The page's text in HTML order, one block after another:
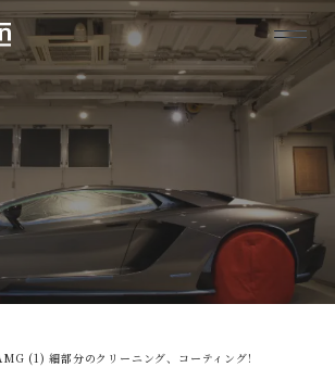
(1) 細部分のクリーニング、コーティング!